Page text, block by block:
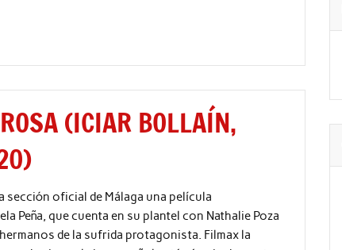
(ICIAR BOLLAÍN,
sección oficial de Málaga una película
Peña, que cuenta en su plantel con Nathalie Poza
de la sufrida protagonista. Filmax la